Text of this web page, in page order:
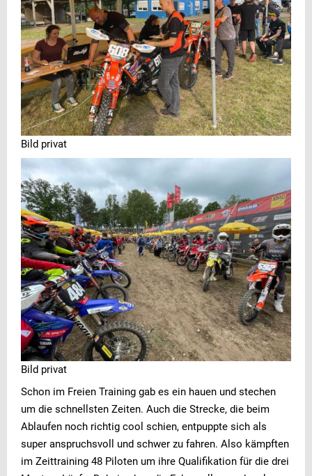
Bild privat
Bild privat
Schon im Freien Training gab es ein hauen und stechen
um die schnellsten Zeiten. Auch die Strecke, die beim
Ablaufen noch richtig cool schien, entpuppte sich als
super anspruchsvoll und schwer zu fahren. Also kämpften
im Zeittraining 48 Piloten um ihre Qualifikation für die drei